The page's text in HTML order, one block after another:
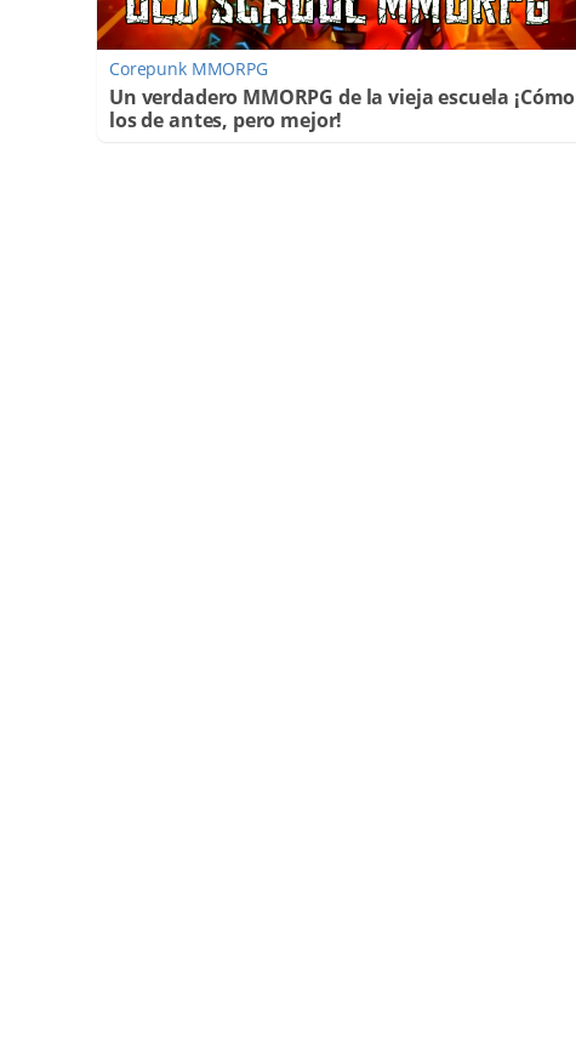
Corepunk MMORPG
Un verdadero MMORPG de la vieja escuela ¡Cómo
los de antes, pero mejor!